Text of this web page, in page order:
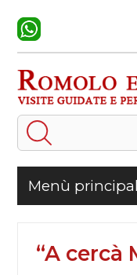
Menù
“A cercà